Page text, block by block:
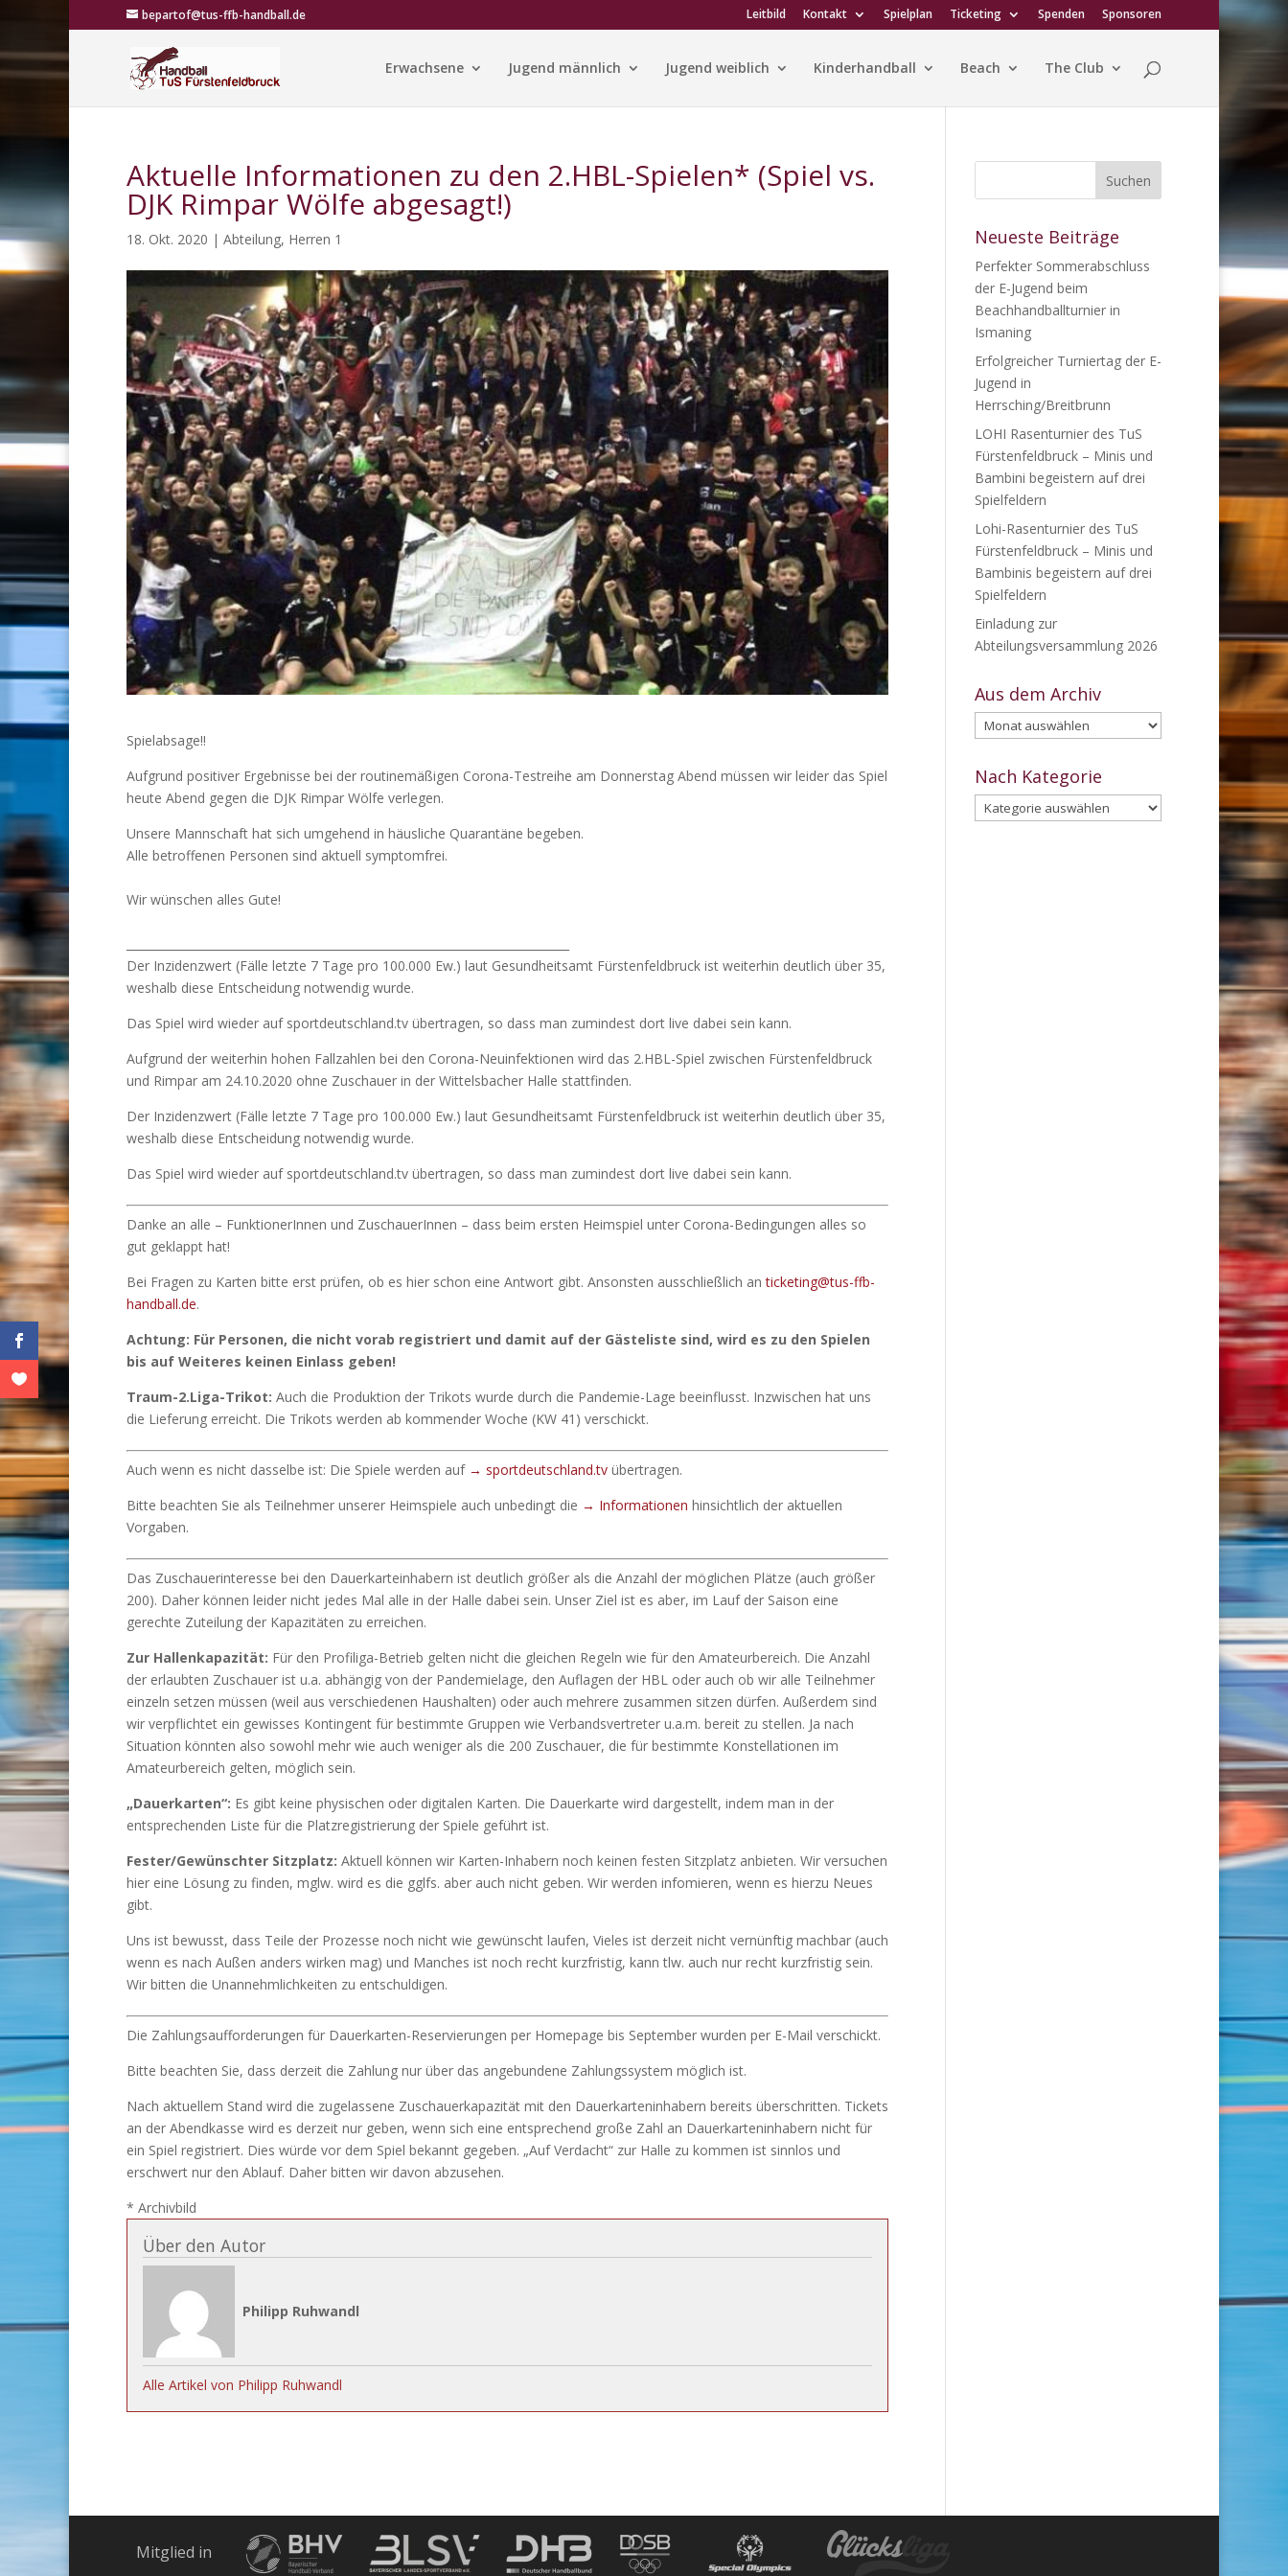
bepartof@tus-ffb-handball.de Leitbild Kontakt Spielplan Ticketing Spenden Sponsoren
Erwachsene Jugend männlich Jugend weiblich Kinderhandball Beach The Club
Aktuelle Informationen zu den 2.HBL-Spielen* (Spiel vs.
DJK Rimpar Wölfe abgesagt!)
18. Okt. 2020 | Abteilung, Herren 1
Spielabsage!!
Aufgrund positiver Ergebnisse bei der routinemäßigen Corona-Testreihe am Donnerstag Abend müssen wir leider das Spiel
heute Abend gegen die DJK Rimpar Wölfe verlegen.
Unsere Mannschaft hat sich umgehend in häusliche Quarantäne begeben.
Alle betroffenen Personen sind aktuell symptomfrei.
Wir wünschen alles Gute!
Der Inzidenzwert (Fälle letzte 7 Tage pro 100.000 Ew.) laut Gesundheitsamt Fürstenfeldbruck ist weiterhin deutlich über 35,
weshalb diese Entscheidung notwendig wurde.
Das Spiel wird wieder auf sportdeutschland.tv übertragen, so dass man zumindest dort live dabei sein kann.
Aufgrund der weiterhin hohen Fallzahlen bei den Corona-Neuinfektionen wird das 2.HBL-Spiel zwischen Fürstenfeldbruck
und Rimpar am 24.10.2020 ohne Zuschauer in der Wittelsbacher Halle stattfinden.
Der Inzidenzwert (Fälle letzte 7 Tage pro 100.000 Ew.) laut Gesundheitsamt Fürstenfeldbruck ist weiterhin deutlich über 35,
weshalb diese Entscheidung notwendig wurde.
Das Spiel wird wieder auf sportdeutschland.tv übertragen, so dass man zumindest dort live dabei sein kann.
Danke an alle – FunktionerInnen und ZuschauerInnen – dass beim ersten Heimspiel unter Corona-Bedingungen alles so
gut geklappt hat!
Bei Fragen zu Karten bitte erst prüfen, ob es hier schon eine Antwort gibt. Ansonsten ausschließlich anticketing@tus-ffb-
handball.de.
Achtung: Für Personen, die nicht vorab registriert und damit auf der Gästeliste sind, wird es zu den Spielen
bis auf Weiteres keinen Einlass geben!
Traum-2.Liga-Trikot: Auch die Produktion der Trikots wurde durch die Pandemie-Lage beeinflusst. Inzwischen hat uns
die Lieferung erreicht. Die Trikots werden ab kommender Woche (KW 41) verschickt.
Auch wenn es nicht dasselbe ist: Die Spiele werden auf → sportdeutschland.tv übertragen.
Bitte beachten Sie als Teilnehmer unserer Heimspiele auch unbedingt die → Informationen hinsichtlich der aktuellen
Vorgaben.
Das Zuschauerinteresse bei den Dauerkarteinhabern ist deutlich größer als die Anzahl der möglichen Plätze (auch größer
200). Daher können leider nicht jedes Mal alle in der Halle dabei sein. Unser Ziel ist es aber, im Lauf der Saison eine
gerechte Zuteilung der Kapazitäten zu erreichen.
Zur Hallenkapazität: Für den Profiliga-Betrieb gelten nicht die gleichen Regeln wie für den Amateurbereich. Die Anzahl
der erlaubten Zuschauer ist u.a. abhängig von der Pandemielage, den Auflagen der HBL oder auch ob wir alle Teilnehmer
einzeln setzen müssen (weil aus verschiedenen Haushalten) oder auch mehrere zusammen sitzen dürfen. Außerdem sind
wir verpflichtet ein gewisses Kontingent für bestimmte Gruppen wie Verbandsvertreter u.a.m. bereit zu stellen. Ja nach
Situation könnten also sowohl mehr wie auch weniger als die 200 Zuschauer, die für bestimmte Konstellationen im
Amateurbereich gelten, möglich sein.
„Dauerkarten“: Es gibt keine physischen oder digitalen Karten. Die Dauerkarte wird dargestellt, indem man in der
entsprechenden Liste für die Platzregistrierung der Spiele geführt ist.
Fester/Gewünschter Sitzplatz: Aktuell können wir Karten-Inhabern noch keinen festen Sitzplatz anbieten. Wir versuchen
hier eine Lösung zu finden, mglw. wird es die gglfs. aber auch nicht geben. Wir werden infomieren, wenn es hierzu Neues
gibt.
Uns ist bewusst, dass Teile der Prozesse noch nicht wie gewünscht laufen, Vieles ist derzeit nicht vernünftig machbar (auch
wenn es nach Außen anders wirken mag) und Manches ist noch recht kurzfristig, kann tlw. auch nur recht kurzfristig sein.
Wir bitten die Unannehmlichkeiten zu entschuldigen.
Die Zahlungsaufforderungen für Dauerkarten-Reservierungen per Homepage bis September wurden per E-Mail verschickt.
Bitte beachten Sie, dass derzeit die Zahlung nur über das angebundene Zahlungssystem möglich ist.
Nach aktuellem Stand wird die zugelassene Zuschauerkapazität mit den Dauerkarteninhabern bereits überschritten. Tickets
an der Abendkasse wird es derzeit nur geben, wenn sich eine entsprechend große Zahl an Dauerkarteninhabern nicht für
ein Spiel registriert. Dies würde vor dem Spiel bekannt gegeben. „Auf Verdacht“ zur Halle zu kommen ist sinnlos und
erschwert nur den Ablauf. Daher bitten wir davon abzusehen.
* Archivbild
Über den Autor
Philipp Ruhwandl
Alle Artikel von Philipp Ruhwandl
Neueste Beiträge
Perfekter Sommerabschluss
der E-Jugend beim
Beachhandballturnier in
Ismaning
Erfolgreicher Turniertag der E-
Jugend in
Herrsching/Breitbrunn
LOHI Rasenturnier des TuS
Fürstenfeldbruck – Minis und
Bambini begeistern auf drei
Spielfeldern
Lohi-Rasenturnier des TuS
Fürstenfeldbruck – Minis und
Bambinis begeistern auf drei
Spielfeldern
Einladung zur
Abteilungsversammlung 2026
Aus dem Archiv
Aus
dem
Archiv
Nach Kategorie
Nach
Kategorie
Mitglied in